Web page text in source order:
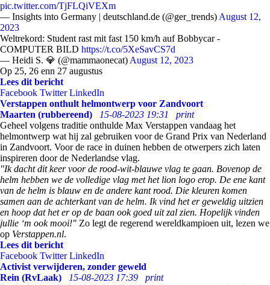
pic.twitter.com/TjFLQiVEXm
— Insights into Germany | deutschland.de (@ger_trends) August 12,
2023
Weltrekord: Student rast mit fast 150 km/h auf Bobbycar -
COMPUTER BILD https://t.co/5XeSavCS7d
— Heidi S. 💎 (@mammaonecat) August 12, 2023
Op 25, 26 enn 27 augustus
Lees dit bericht
Facebook Twitter LinkedIn
Verstappen onthult helmontwerp voor Zandvoort
Maarten (rubbereend)
15-08-2023 19:31
print
Geheel volgens traditie onthulde Max Verstappen vandaag het
helmontwerp wat hij zal gebruiken voor de Grand Prix van Nederland
in Zandvoort. Voor de race in duinen hebben de otwerpers zich laten
inspireren door de Nederlandse vlag.
"Ik dacht dit keer voor de rood-wit-blauwe vlag te gaan. Bovenop de
helm hebben we de volledige vlag met het lion logo erop. De ene kant
van de helm is blauw en de andere kant rood. Die kleuren komen
samen aan de achterkant van de helm. Ik vind het er geweldig uitzien
en hoop dat het er op de baan ook goed uit zal zien. Hopelijk vinden
jullie ‘m ook mooi!" Zo legt de regerend wereldkampioen uit, lezen we
op Verstappen.nl.
Lees dit bericht
Facebook Twitter LinkedIn
Activist verwijderen, zonder geweld
Rein (RvLaak)
15-08-2023 17:39
print